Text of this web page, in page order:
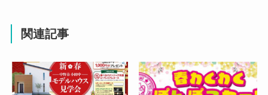
関連記事